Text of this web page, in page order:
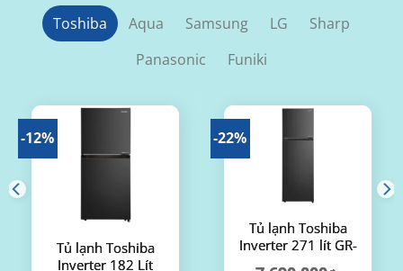
Toshiba Aqua Samsung LG
Sharp
Panasonic
Funiki
-12%
Tủ lạnh Toshiba
Inverter 182 Lít
-22%
Tủ lạnh Toshiba
Inverter 271 lít GR-